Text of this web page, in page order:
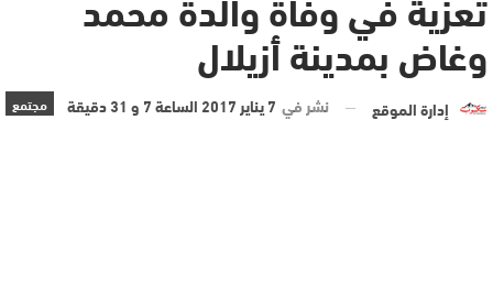
وغاض بمدينة أزيلال
مجتمع إدارة الموقع نشر في 7 يناير 2017 الساعة 7 و 31 دقيقة